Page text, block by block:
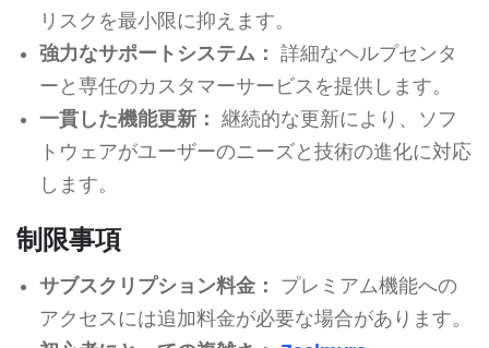
リスクを最小限に抑えます。
強力なサポートシステム： 詳細なヘルプセンタ
ーと専任のカスタマーサービスを提供します。
一貫した機能更新： 継続的な更新により、ソフ
トウェアがユーザーのニーズと技術の進化に対応
します。
制限事項
サブスクリプション料金：
プレミアム機能への
アクセスには追加料金が必要な場合があります。